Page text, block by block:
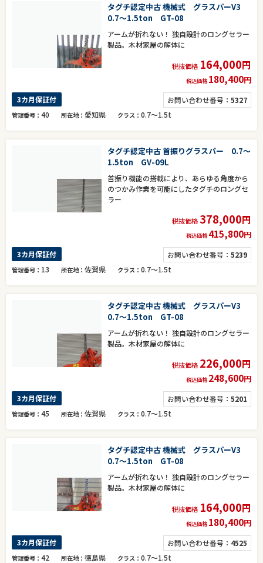
タグチ認定中古 機械式 グラスパーV3
0.7～1.5ton GT-08
アームが折れない！ 独自設計のロングセラー
製品。木材家屋の解体に
税抜価格 164,000円
税込価格 180,400円
お問い合わせ番号： 5327
3カ月保証付
管理番号 40 所在地 愛知県 クラス 0.7～1.5t
タグチ認定中古 首振りグラスパー 0.7～
1.5ton GV-09L
首振り機能の搭載により、あらゆる角度から
のつかみ作業を可能にしたタグチのロングセ
ラー
税抜価格378,000円
税込価格 415,800円
お問い合わせ番号： 5239
3カ月保証付
管理番号 13 所在地 佐賀県 クラス 0.7～1.5t
タグチ認定中古 機械式 グラスパーV3
0.7～1.5ton GT-08
アームが折れない！ 独自設計のロングセラー
製品。木材家屋の解体に
税抜価格 226,000円
税込価格 248,600円
お問い合わせ番号： 5201
3カ月保証付
管理番号 45 所在地 佐賀県 クラス 0.7～1.5t
タグチ認定中古 機械式 グラスパーV3
0.7～1.5ton GT-08
アームが折れない！ 独自設計のロングセラー
製品。木材家屋の解体に
税抜価格 164,000円
税込価格 180,400円
お問い合わせ番号： 4525
3カ月保証付
管理番号 42 所在地 徳島県 クラス 0.7～1.5t